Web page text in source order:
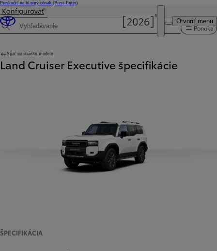
Preskočiť na hlavný obsah (Press Enter)
Otvoriť menu
Konfigurovať
Hľadaná špecifikácia Ponuka
Späť na stránku modelu
Land Cruiser Executive špecifikácie
ŠPECIFIKÁCIA